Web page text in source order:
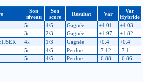
Son
niveau
Son
score
Résultat Var
Var
Hybride
5d 4/5 Gagnée +4.01
+4.03
3d 2/3 Gagnée +1.97
+1.82
4k 1/3 Gagnée +0.4
+0.4
5d 4/5 Perdue -7.12
-7.1
5d 4/5 Perdue -6.88 -6.86